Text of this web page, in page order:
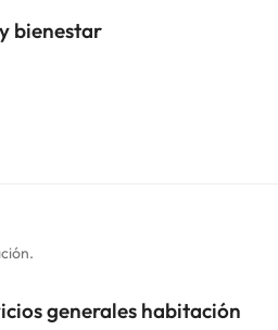
bienestar
generales habitación